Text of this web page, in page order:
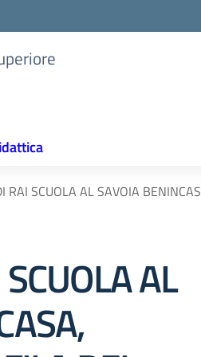
RAI SCUOLA AL SAVOIA
AL